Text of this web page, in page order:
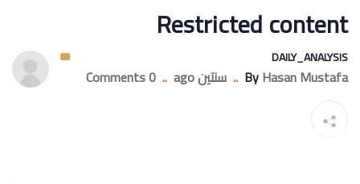
Restricted content
DAILY_ANALYSIS
ByHasan Mustafa
.. سنتين ago ..
0 Comments